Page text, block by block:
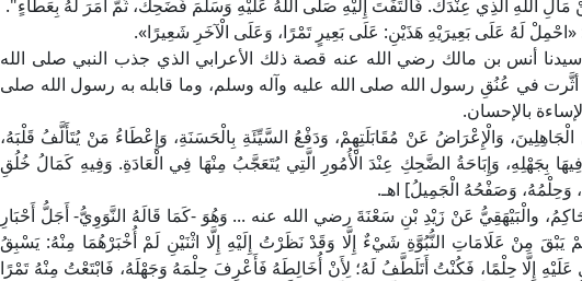
اللهِ الَّذِي عِنْدَكَ. فَالْتَفَتَ إِلَيْهِ صَلَّى اللهُ عَلَيْهِ وَسَلَّمَ فَضَحِكَ، ثُمَّ أَمَرَ لَهُ بِعَطَاءٍ".
لَهُ عَلَى بَعِيرَيْهِ هَذَيْنِ: عَلَى بَعِيرٍ تَمْرًا، وَعَلَى الْآخَرِ شَعِيرًا».
أنس بن مالك رضي الله عنه قصة ذلك الأعرابي الذي جذب النبي صلى الله
في عُنُقِ رسول الله صلى الله عليه وآله وسلم، وما قابله به رسول الله صلى
بالإحسان.
وَالْإِعْرَاضُ عَنْ مُقَابَلَتِهِمْ، وَدَفْعُ السَّيِّئَةِ بِالْحَسَنَةِ، وَإِعْطَاءُ مَنْ يُتَأَلَّفُ قَلْبَهُ،
بِجَهْلِهِ، وَإِبَاحَةُ الضَّحِكِ عِنْدَ الْأُمُورِ الَّتِي يُتَعَجَّبُ مِنْهَا فِي الْعَادَةِ. وَفِيهِ كَمَالُ خُلُقِ
وَحِلْمُهُ، وَصَفْحُهُ الْجَمِيلُ] اهـ.
والْبَيْهَقِيُّ عَنْ زَيْدِ بْنِ سَعْنَةَ رضي الله عنه ... وَهُوَ -كَمَا قَالَهُ النَّوَوِيُّ- أَجَلُّ أَحْبَارِ
يَبْقَ مِنْ عَلَامَاتِ النُّبُوَّةِ شَيْءٌ إِلَّا وَقَدْ نَظَرْتُ إِلَيْهِ إِلَّا اثْنَيْنِ لَمْ أُخْبَرْهُمَا مِنْهُ: يَسْبِقُ
عَلَيْهِ إِلَّا حِلْمًا، فَكُنْتُ أَتَلَطَّفُ لَهُ؛ لِأَنْ أُخَالِطَهُ فَأَعْرِفَ حِلْمَهُ وَجَهْلَهُ، فَابْتَعْتُ مِنْهُ تَمْرًا